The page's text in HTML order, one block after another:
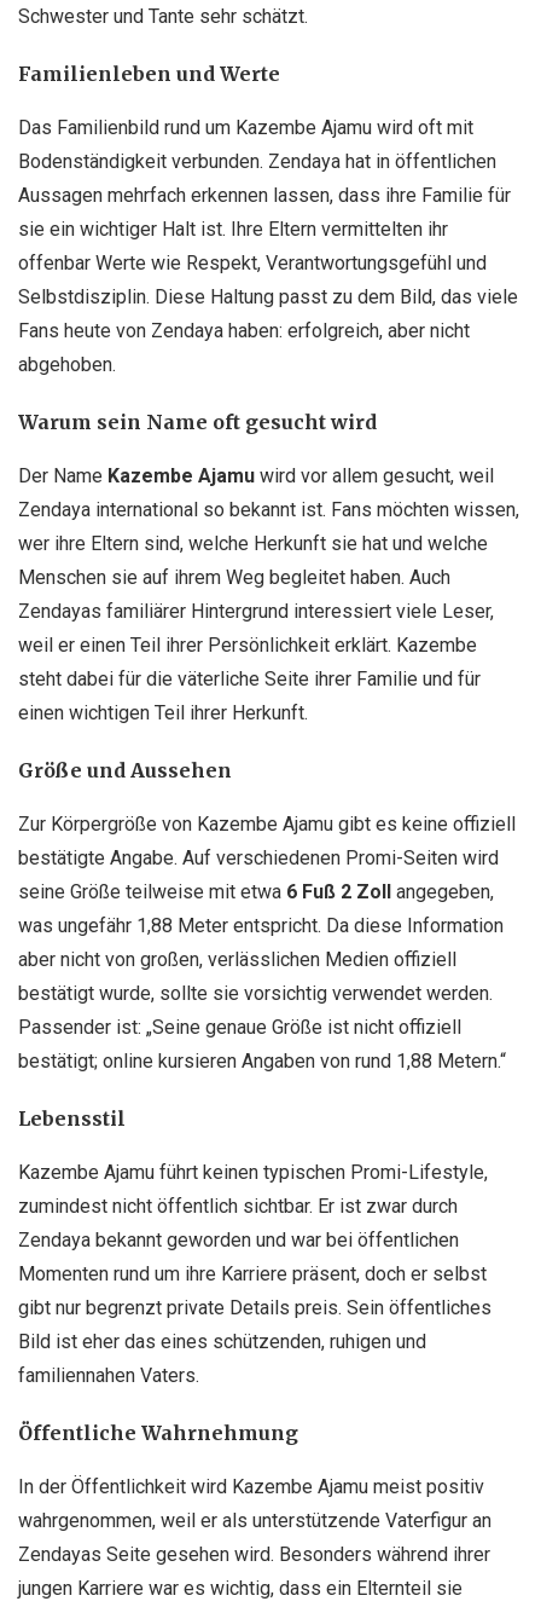
Schwester und Tante sehr schätzt.
Familienleben und Werte
Das Familienbild rund um Kazembe Ajamu wird oft mit
Bodenständigkeit verbunden. Zendaya hat in öffentlichen
Aussagen mehrfach erkennen lassen, dass ihre Familie für
sie ein wichtiger Halt ist. Ihre Eltern vermittelten ihr
offenbar Werte wie Respekt, Verantwortungsgefühl und
Selbstdisziplin. Diese Haltung passt zu dem Bild, das viele
Fans heute von Zendaya haben: erfolgreich, aber nicht
abgehoben.
Warum sein Name oft gesucht wird
Der Name Kazembe Ajamu wird vor allem gesucht, weil
Zendaya international so bekannt ist. Fans möchten wissen,
wer ihre Eltern sind, welche Herkunft sie hat und welche
Menschen sie auf ihrem Weg begleitet haben. Auch
Zendayas familiärer Hintergrund interessiert viele Leser,
weil er einen Teil ihrer Persönlichkeit erklärt. Kazembe
steht dabei für die väterliche Seite ihrer Familie und für
einen wichtigen Teil ihrer Herkunft.
Größe und Aussehen
Zur Körpergröße von Kazembe Ajamu gibt es keine offiziell
bestätigte Angabe. Auf verschiedenen Promi-Seiten wird
seine Größe teilweise mit etwa 6 Fuß 2 Zoll
angegeben,
was ungefähr 1,88 Meter entspricht. Da diese Information
aber nicht von großen, verlässlichen Medien offiziell
bestätigt wurde, sollte sie vorsichtig verwendet werden.
Passender ist: „Seine genaue Größe ist nicht offiziell
bestätigt; online kursieren Angaben von rund 1,88 Metern.“
Lebensstil
Kazembe Ajamu führt keinen typischen Promi-Lifestyle,
zumindest nicht öffentlich sichtbar. Er ist zwar durch
Zendaya bekannt geworden und war bei öffentlichen
Momenten rund um ihre Karriere präsent, doch er selbst
gibt nur begrenzt private Details preis. Sein öffentliches
Bild ist eher das eines schützenden, ruhigen und
familiennahen Vaters.
Öffentliche Wahrnehmung
In der Öffentlichkeit wird Kazembe Ajamu meist positiv
wahrgenommen, weil er als unterstützende Vaterfigur an
Zendayas Seite gesehen wird. Besonders während ihrer
jungen Karriere war es wichtig, dass ein Elternteil sie